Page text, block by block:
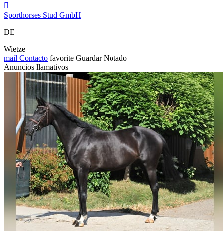

Sporthorses Stud GmbH
DE
Wietze
mail Contacto favorite Guardar Notado
Anuncios llamativos